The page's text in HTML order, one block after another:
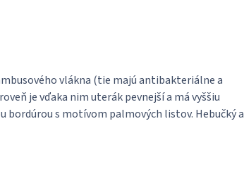
vlákna (tie majú antibakteriálne a
je vďaka nim uterák pevnejší a má vyššiu
s motívom palmových listov. Hebučký a